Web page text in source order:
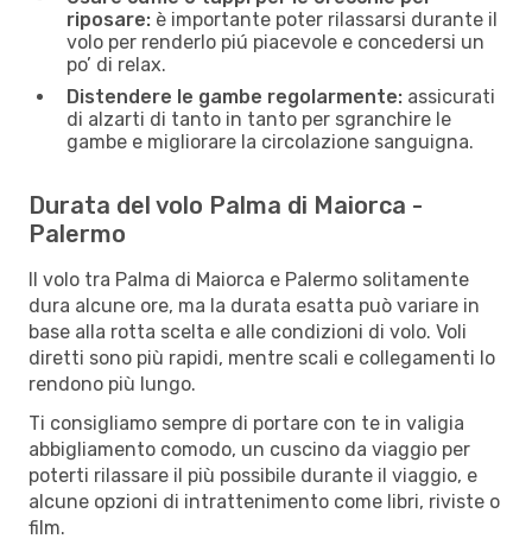
riposare: è importante poter rilassarsi durante il
volo per renderlo piú piacevole e concedersi un
po’ di relax.
Distendere le gambe regolarmente: assicurati
di alzarti di tanto in tanto per sgranchire le
gambe e migliorare la circolazione sanguigna.
Durata del volo Palma di Maiorca -
Palermo
Il volo tra Palma di Maiorca e Palermo solitamente
dura alcune ore, ma la durata esatta può variare in
base alla rotta scelta e alle condizioni di volo. Voli
diretti sono più rapidi, mentre scali e collegamenti lo
rendono più lungo.
Ti consigliamo sempre di portare con te in valigia
abbigliamento comodo, un cuscino da viaggio per
poterti rilassare il più possibile durante il viaggio, e
alcune opzioni di intrattenimento come libri, riviste o
film.